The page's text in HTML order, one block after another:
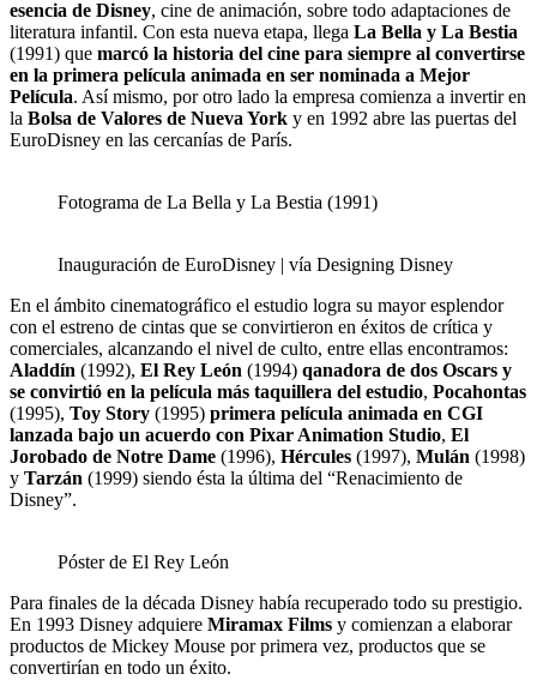
esencia de Disney, cine de animación, sobre todo adaptaciones de
literatura infantil. Con esta nueva etapa, llega La Bella y La Bestia
(1991) que marcó la historia del cine para siempre al convertirse
en la primera película animada en ser nominada a Mejor
Película. Así mismo, por otro lado la empresa comienza a invertir en
la Bolsa de Valores de Nueva York y en 1992 abre las puertas del
EuroDisney en las cercanías de París.
Fotograma de La Bella y La Bestia (1991)
Inauguración de EuroDisney | vía Designing Disney
En el ámbito cinematográfico el estudio logra su mayor esplendor
con el estreno de cintas que se convirtieron en éxitos de crítica y
comerciales, alcanzando el nivel de culto, entre ellas encontramos:
Aladdín (1992), El Rey León (1994) qanadora de dos Oscars y
se convirtió en la película más taquillera del estudio, Pocahontas
(1995), Toy Story (1995) primera película animada en CGI
lanzada bajo un acuerdo con Pixar Animation Studio, El
Jorobado de Notre Dame (1996), Hércules (1997), Mulán (1998)
y Tarzán (1999) siendo ésta la última del “Renacimiento de
Disney”.
Póster de El Rey León
Para finales de la década Disney había recuperado todo su prestigio.
En 1993 Disney adquiere Miramax Films y comienzan a elaborar
productos de Mickey Mouse por primera vez, productos que se
convertirían en todo un éxito.